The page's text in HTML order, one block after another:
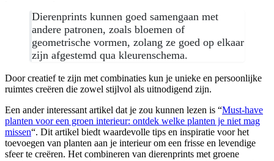
Dierenprints kunnen goed samengaan met
andere patronen, zoals bloemen of
geometrische vormen, zolang ze goed op elkaar
zijn afgestemd qua kleurenschema.
Door creatief te zijn met combinaties kun je unieke en persoonlijke
ruimtes creëren die zowel stijlvol als uitnodigend zijn.
Een ander interessant artikel dat je zou kunnen lezen is “Must-have
planten voor een groen interieur: ontdek welke planten je niet mag
missen“. Dit artikel biedt waardevolle tips en inspiratie voor het
toevoegen van planten aan je interieur om een frisse en levendige
sfeer te creëren. Het combineren van dierenprints met groene